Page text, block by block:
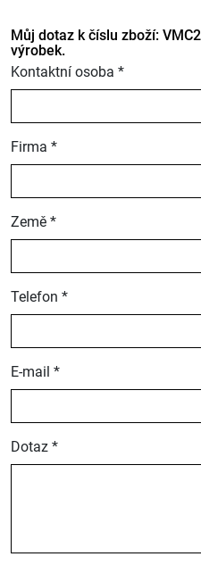
Můj dotaz k číslu zboží:
výrobek.
Kontaktní osoba *
Firma *
Země *
Telefon *
E-mail *
Dotaz *